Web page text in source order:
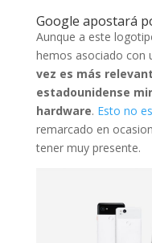
Google apostará
Aunque a este
hemos asociado con
vez es más
estadounidense
hardware. Esto no
remarcado en
tener muy presente.